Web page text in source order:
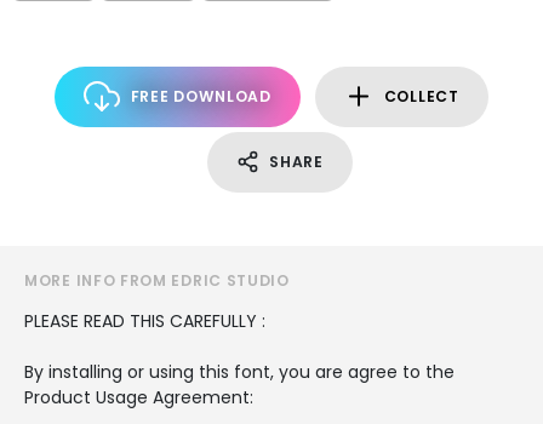
FREE DOWNLOAD COLLECT
SHARE
MORE INFO FROM EDRIC STUDIO
PLEASE READ THIS CAREFULLY :
By installing or using this font, you are agree to the
Product Usage Agreement: